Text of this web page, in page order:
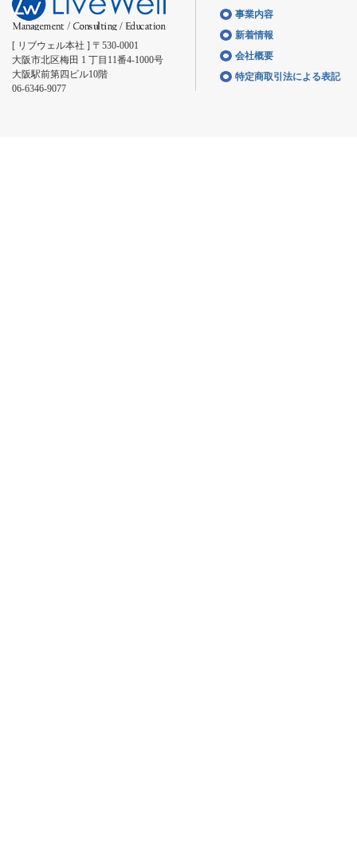
[ リブウェル本社 ] 〒530-0001
大阪市北区梅田 1 丁目11番4-1000号
大阪駅前第四ビル10階
06-6346-9077
事業内容
新着情報
会社概要
特定商取引法による表記